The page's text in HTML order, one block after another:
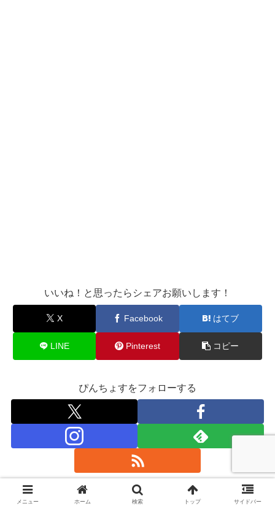
いいね！と思ったらシェアお願いします！
X Facebook はてブ
LINE Pinterest コピー
ぴんちょすをフォローする
スポンサーリンク
メニュー ホーム 検索 トップ サイドバー